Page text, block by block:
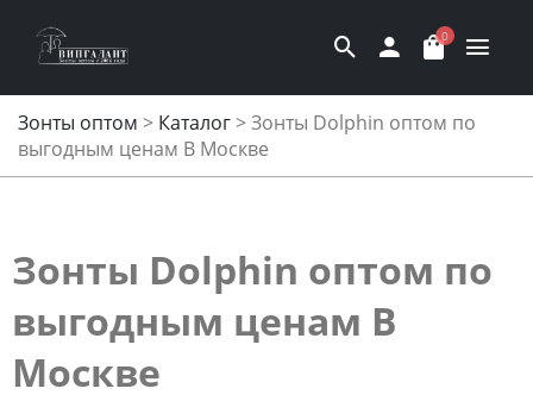
0
Зонты оптом > Каталог>Зонты Dolphin оптом по
выгодным ценам В Москве
Зонты Dolphin оптом по
выгодным ценам В
Москве